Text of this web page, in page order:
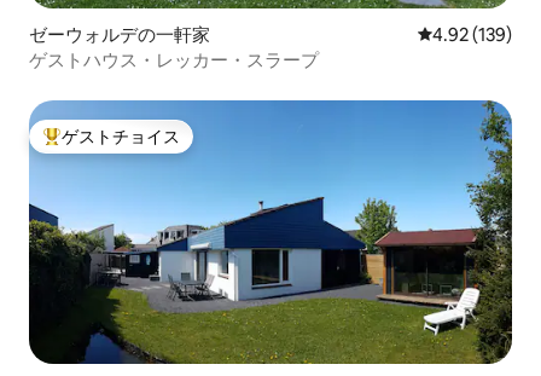
ゼーウォルデの一軒家 レビュー139
4.92 (139)
ゲストハウス・レッカー・スラープ
大好評のゲストチョイスです。
ゲストチョイス